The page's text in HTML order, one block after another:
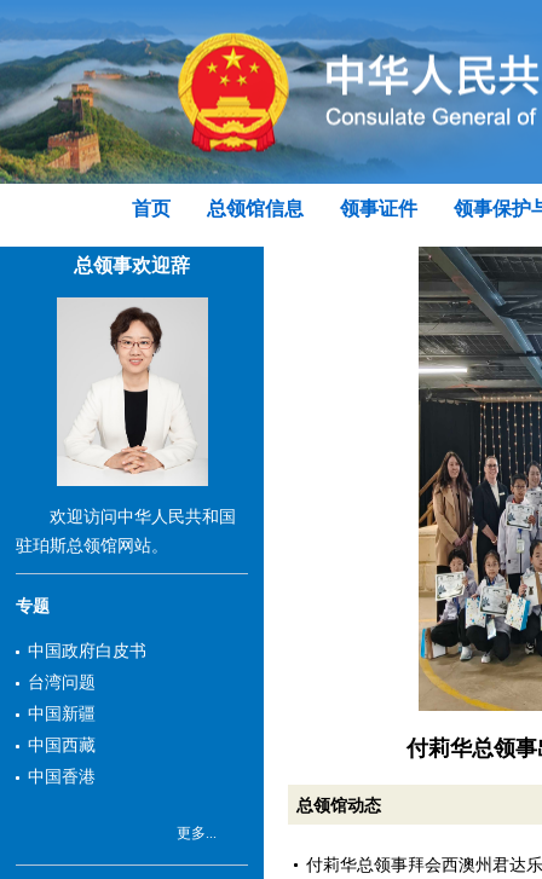
首页 总领馆信息 领事证件 领事保护
总领事欢迎辞
欢迎访问中华人民共和国
驻珀斯总领馆网站。
专题
中国政府白皮书
台湾问题
中国新疆
中国西藏
中国香港
更多...
付莉华总领
总领馆动态
付莉华总领事拜会西澳州君达